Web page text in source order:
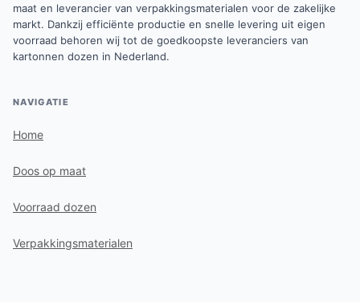
maat en leverancier van verpakkingsmaterialen voor de zakelijke
markt. Dankzij efficiënte productie en snelle levering uit eigen
voorraad behoren wij tot de goedkoopste leveranciers van
kartonnen dozen in Nederland.
NAVIGATIE
Home
Doos op maat
Voorraad dozen
Verpakkingsmaterialen